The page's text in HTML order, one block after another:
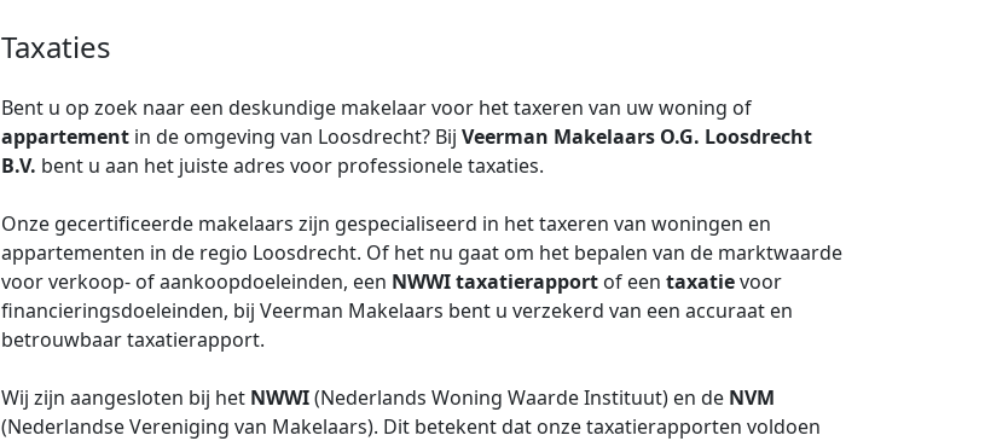
Taxaties
Bent u op zoek naar een deskundige makelaar voor het taxeren van uw woning of
appartement in de omgeving van Loosdrecht? Bij Veerman Makelaars O.G. Loosdrecht
B.V. bent u aan het juiste adres voor professionele taxaties.
Onze gecertificeerde makelaars zijn gespecialiseerd in het taxeren van woningen en
appartementen in de regio Loosdrecht. Of het nu gaat om het bepalen van de marktwaarde
voor verkoop- of aankoopdoeleinden, een NWWItaxatierapport of een taxatievoor
financieringsdoeleinden, bij Veerman Makelaars bent u verzekerd van een accuraat en
betrouwbaar taxatierapport.
Wij zijn aangesloten bij het NWWI(Nederlands Woning Waarde Instituut) en de NVM
(Nederlandse Vereniging van Makelaars). Dit betekent dat onze taxatierapporten voldoen